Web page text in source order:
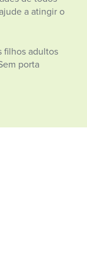
a atingir o
filhos adultos
porta